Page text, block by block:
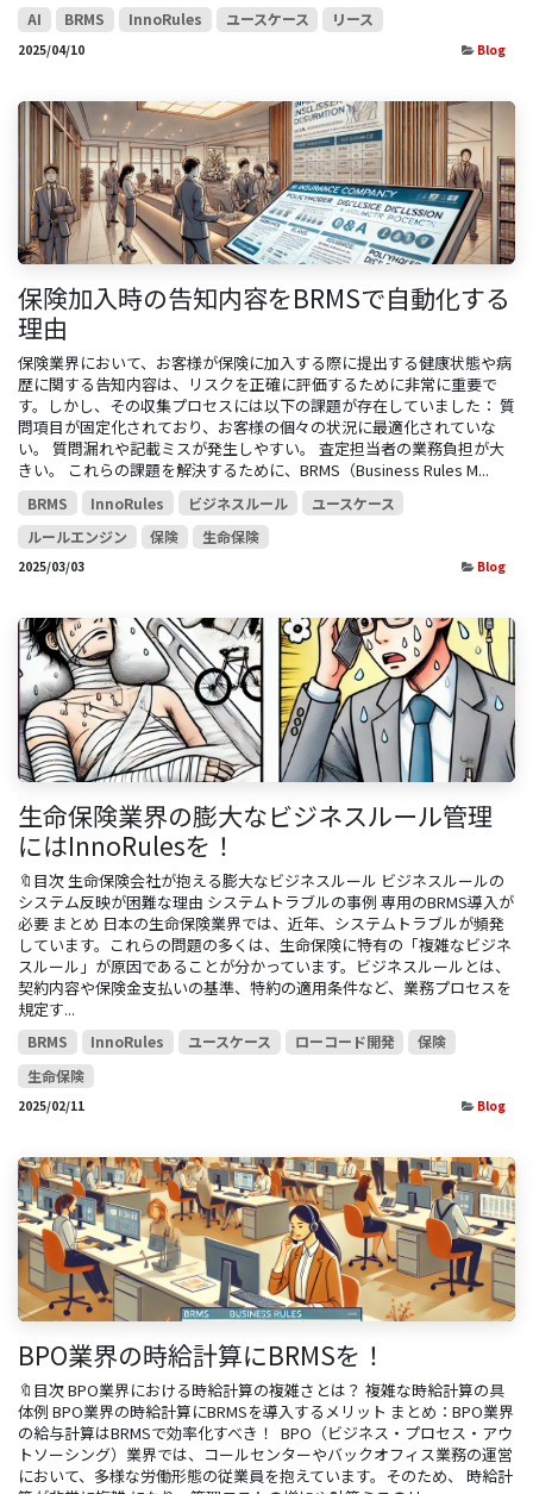
AI BRMS InnoRules ユースケース リース
2025/04/10 Blog
保険加入時の告知内容をBRMSで自動化する
理由
保険業界において、お客様が保険に加入する際に提出する健康状態や病
歴に関する告知内容は、リスクを正確に評価するために非常に重要で
す。しかし、その収集プロセスには以下の課題が存在していました： 質
問項目が固定化されており、お客様の個々の状況に最適化されていな
い。 質問漏れや記載ミスが発生しやすい。 査定担当者の業務負担が大
きい。 これらの課題を解決するために、BRMS（Business Rules M...
BRMS InnoRules ビジネスルール
ユースケース
ルールエンジン
保険 生命保険
2025/03/03 Blog
生命保険業界の膨大なビジネスルール管理
にはInnoRulesを！
🔖目次 生命保険会社が抱える膨大なビジネスルール ビジネスルールの
システム反映が困難な理由 システムトラブルの事例 専用のBRMS導入が
必要 まとめ 日本の生命保険業界では、近年、システムトラブルが頻発
しています。これらの問題の多くは、生命保険に特有の「複雑なビジネ
スルール」が原因であることが分かっています。ビジネスルールとは、
契約内容や保険金支払いの基準、特約の適用条件など、業務プロセスを
規定す...
BRMS InnoRules ユースケース ローコード開発
保険
生命保険
2025/02/11 Blog
BPO業界の時給計算にBRMSを！
🔖目次 BPO業界における時給計算の複雑さとは？ 複雑な時給計算の具
体例 BPO業界の時給計算にBRMSを導入するメリット まとめ：BPO業界
の給与計算はBRMSで効率化すべき！ ​ BPO（ビジネス・プロセス・アウ
トソーシング）業界では、コールセンターやバックオフィス業務の運営
において、多様な労働形態の従業員を抱えています。そのため、 時給計